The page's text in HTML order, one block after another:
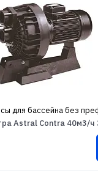
для бассейна без
Astral Contra 40м3/ч